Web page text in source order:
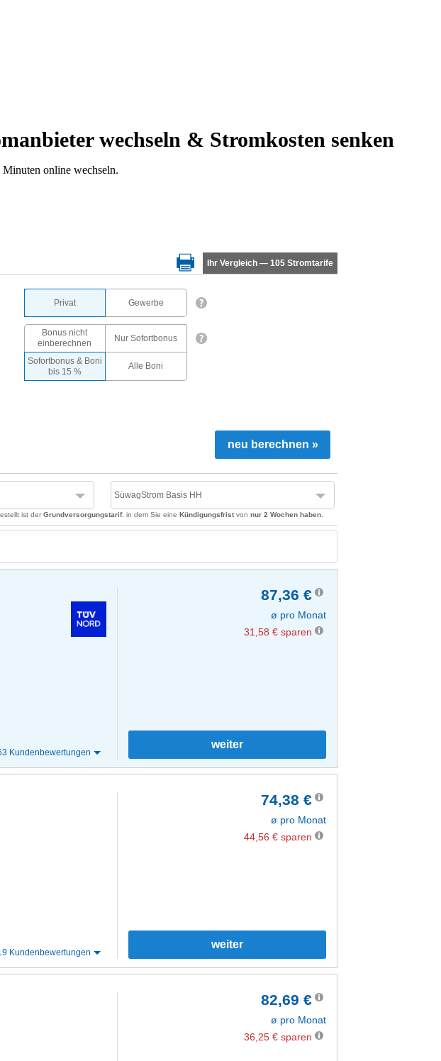
wechseln & Stromkosten senken
online wechseln.